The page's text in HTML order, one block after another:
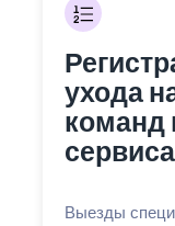
ухода
команд
сервиса
Выезды